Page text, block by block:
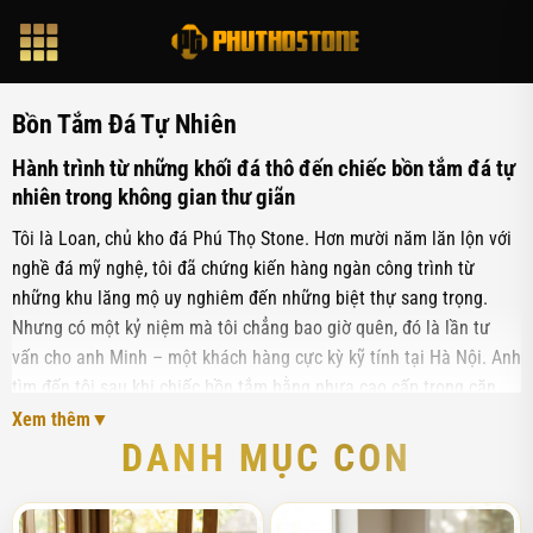
qua
Bồn Tắm Đá Tự Nhiên
Hành trình từ những khối đá thô đến chiếc bồn tắm đá tự
nhiên trong không gian thư giãn
Tôi là Loan, chủ kho đá Phú Thọ Stone. Hơn mười năm lăn lộn với
nghề đá mỹ nghệ, tôi đã chứng kiến hàng ngàn công trình từ
những khu lăng mộ uy nghiêm đến những biệt thự sang trọng.
Nhưng có một kỷ niệm mà tôi chẳng bao giờ quên, đó là lần tư
vấn cho anh Minh – một khách hàng cực kỳ kỹ tính tại Hà Nội. Anh
tìm đến tôi sau khi chiếc bồn tắm bằng nhựa cao cấp trong căn
penthouse của mình bị ố vàng và nứt nhẹ chỉ sau hai năm sử
dụng. Anh bảo với tôi: "Loan ơi, anh muốn một cái gì đó vĩnh cửu,
một cái gì đó mà mỗi khi bước vào phòng tắm, anh cảm thấy mình
đang chạm vào thiên nhiên thực sự."
Xem thêm
DANH MỤC CON